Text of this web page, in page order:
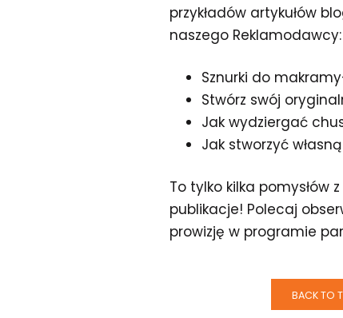
przykładów artykułów
naszego Reklamodawcy:
Sznurki do
Stwórz swój
Jak wydziergać
Jak stworzyć
To tylko kilka pomysłów
publikacje! Polecaj
prowizję w programie
BACK TO